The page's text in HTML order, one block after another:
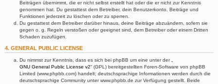
Beiträgen übernimmt, die er nicht selbst erstellt hat oder die er nicht zur Kenntnis
genommen hat. Du gestattest dem Betreiber, dein Benutzerkonto, Beiträge und
Funktionen jederzeit zu löschen oder zu sperren.
Du gestattest dem Betreiber darüber hinaus, deine Beiträge abzuändern, sofern sie
gegen o. g. Regeln verstoßen oder geeignet sind, dem Betreiber oder einem Dritten
Schaden zuzufügen.
4. GENERAL PUBLIC LICENSE
Du nimmst zur Kenntnis, dass es sich bei phpBB um eine unter der „
GNU General Public License v2“ (GPL) bereitgestellten Foren-Software von phpBB
Limited (www.phpbb.com) handelt; deutschsprachige Informationen werden durch die
deutschsprachige Community unter www.phpbb.de zur Verfügung gestellt. Beide